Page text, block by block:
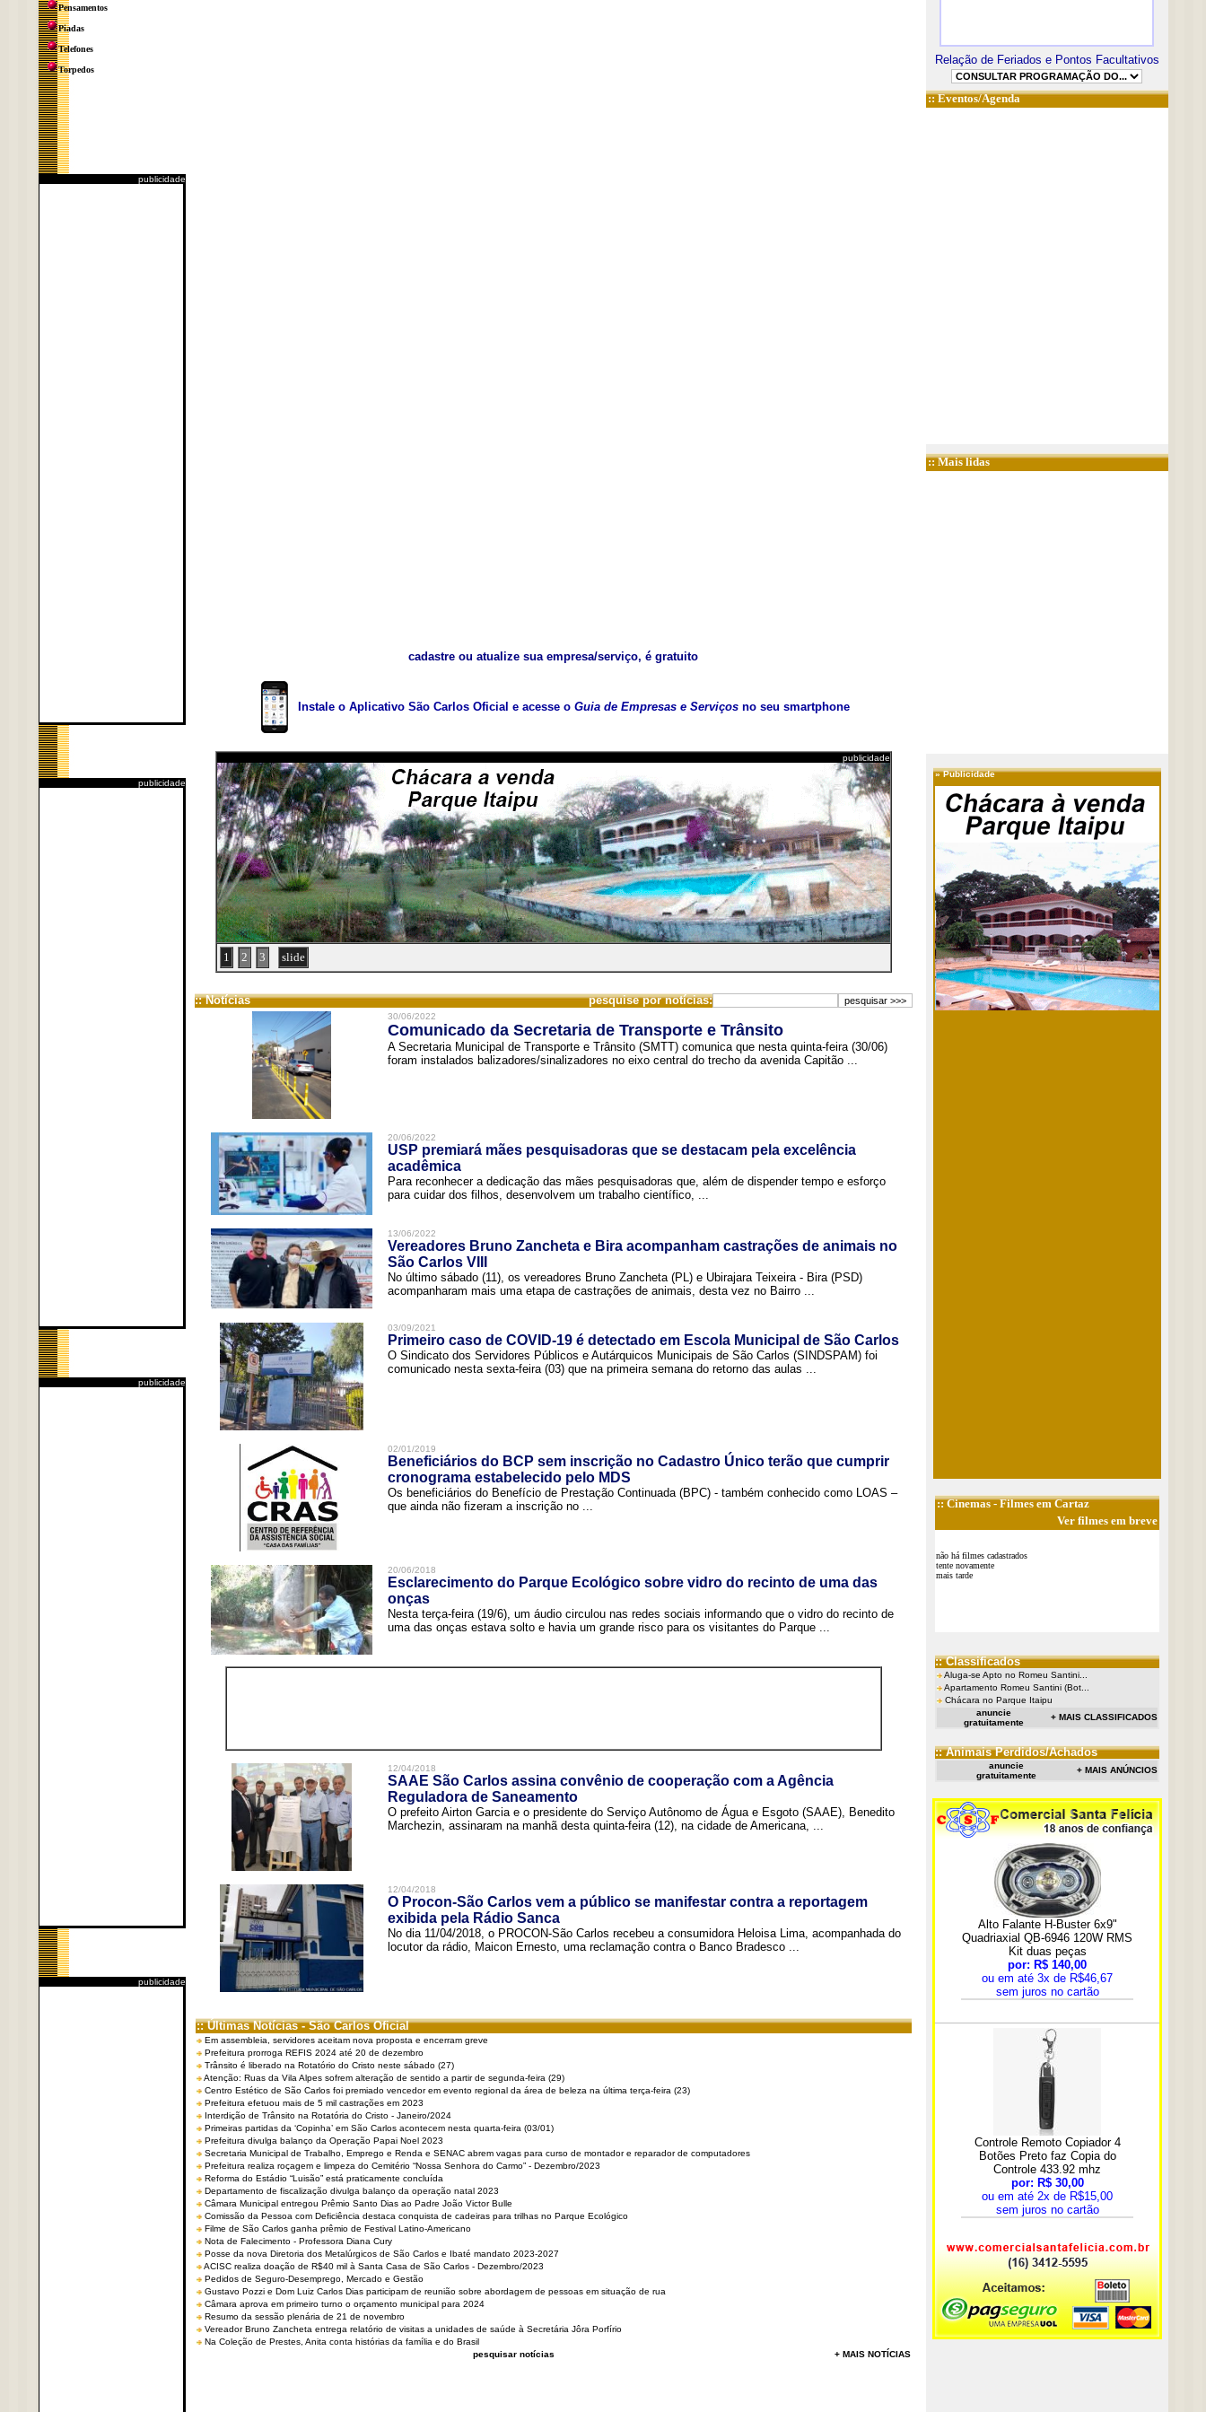
Pensamentos
Piadas
Telefones
Torpedos
publicidade
publicidade
publicidade
publicidade
cadastre ou atualize sua empresa/serviço, é gratuito
Instale o Aplicativo São Carlos Oficial e acesse o Guia de Empresas e Serviços no seu smartphone
publicidade
1 2 3 slide
:: Notícias pesquise por notícias:
30/06/2022
Comunicado da Secretaria de Transporte e Trânsito
A Secretaria Municipal de Transporte e Trânsito (SMTT) comunica que nesta quinta-feira (30/06)
foram instalados balizadores/sinalizadores no eixo central do trecho da avenida Capitão ...
20/06/2022
USP premiará mães pesquisadoras que se destacam pela excelência
acadêmica
Para reconhecer a dedicação das mães pesquisadoras que, além de dispender tempo e esforço
para cuidar dos filhos, desenvolvem um trabalho científico, ...
13/06/2022
Vereadores Bruno Zancheta e Bira acompanham castrações de animais no
São Carlos VIII
No último sábado (11), os vereadores Bruno Zancheta (PL) e Ubirajara Teixeira - Bira (PSD)
acompanharam mais uma etapa de castrações de animais, desta vez no Bairro ...
03/09/2021
Primeiro caso de COVID-19 é detectado em Escola Municipal de São Carlos
O Sindicato dos Servidores Públicos e Autárquicos Municipais de São Carlos (SINDSPAM) foi
comunicado nesta sexta-feira (03) que na primeira semana do retorno das aulas ...
02/01/2019
Beneficiários do BCP sem inscrição no Cadastro Único terão que cumprir
cronograma estabelecido pelo MDS
Os beneficiários do Benefício de Prestação Continuada (BPC) - também conhecido como LOAS –
que ainda não fizeram a inscrição no ...
20/06/2018
Esclarecimento do Parque Ecológico sobre vidro do recinto de uma das
onças
Nesta terça-feira (19/6), um áudio circulou nas redes sociais informando que o vidro do recinto de
uma das onças estava solto e havia um grande risco para os visitantes do Parque ...
12/04/2018
SAAE São Carlos assina convênio de cooperação com a Agência
Reguladora de Saneamento
O prefeito Airton Garcia e o presidente do Serviço Autônomo de Água e Esgoto (SAAE), Benedito
Marchezin, assinaram na manhã desta quinta-feira (12), na cidade de Americana, ...
12/04/2018
O Procon-São Carlos vem a público se manifestar contra a reportagem
exibida pela Rádio Sanca
No dia 11/04/2018, o PROCON-São Carlos recebeu a consumidora Heloisa Lima, acompanhada do
locutor da rádio, Maicon Ernesto, uma reclamação contra o Banco Bradesco ...
:: Últimas Notícias - São Carlos Oficial
Em assembleia, servidores aceitam nova proposta e encerram greve
Prefeitura prorroga REFIS 2024 até 20 de dezembro
Trânsito é liberado na Rotatório do Cristo neste sábado (27)
Atenção: Ruas da Vila Alpes sofrem alteração de sentido a partir de segunda-feira (29)
Centro Estético de São Carlos foi premiado vencedor em evento regional da área de beleza na última terça-feira (23)
Prefeitura efetuou mais de 5 mil castrações em 2023
Interdição de Trânsito na Rotatória do Cristo - Janeiro/2024
Primeiras partidas da ‘Copinha’ em São Carlos acontecem nesta quarta-feira (03/01)
Prefeitura divulga balanço da Operação Papai Noel 2023
Secretaria Municipal de Trabalho, Emprego e Renda e SENAC abrem vagas para curso de montador e reparador de computadores
Prefeitura realiza roçagem e limpeza do Cemitério “Nossa Senhora do Carmo” - Dezembro/2023
Reforma do Estádio “Luisão” está praticamente concluída
Departamento de fiscalização divulga balanço da operação natal 2023
Câmara Municipal entregou Prêmio Santo Dias ao Padre João Victor Bulle
Comissão da Pessoa com Deficiência destaca conquista de cadeiras para trilhas no Parque Ecológico
Filme de São Carlos ganha prêmio de Festival Latino-Americano
Nota de Falecimento - Professora Diana Cury
Posse da nova Diretoria dos Metalúrgicos de São Carlos e Ibaté mandato 2023-2027
ACISC realiza doação de R$40 mil à Santa Casa de São Carlos - Dezembro/2023
Pedidos de Seguro-Desemprego, Mercado e Gestão
Gustavo Pozzi e Dom Luiz Carlos Dias participam de reunião sobre abordagem de pessoas em situação de rua
Câmara aprova em primeiro turno o orçamento municipal para 2024
Resumo da sessão plenária de 21 de novembro
Vereador Bruno Zancheta entrega relatório de visitas a unidades de saúde à Secretária Jôra Porfírio
Na Coleção de Prestes, Anita conta histórias da família e do Brasil
pesquisar notícias
+ MAIS NOTÍCIAS
Relação de Feriados e Pontos Facultativos
::Eventos/Agenda
:: Mais lidas
»Publicidade
::Cinemas- Filmes em Cartaz
Ver filmes em breve
não há filmes cadastrados
tente novamente
mais tarde
:: Classificados
Aluga-se Apto no Romeu Santini...
Apartamento Romeu Santini (Bot...
Chácara no Parque Itaipu
anuncie
gratuitamente
+ MAIS CLASSIFICADOS
:: Animais Perdidos/Achados
anuncie
gratuitamente
+ MAIS ANÚNCIOS